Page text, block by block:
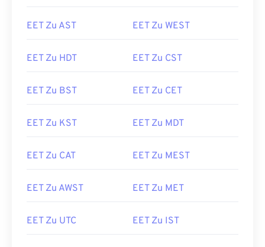
EET Zu AST EET Zu WEST
EET Zu HDT EET Zu CST
EET Zu BST EET Zu CET
EET Zu KST EET Zu MDT
EET Zu CAT EET Zu MEST
EET Zu AWST EET Zu MET
EET Zu UTC EET Zu IST